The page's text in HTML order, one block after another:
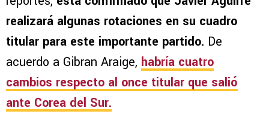
realizará algunas rotaciones en su cuadro
titular para este importante partido. De
acuerdo a Gibran Araige, habría cuatro
cambios respecto al once titular que salió
ante Corea del Sur.